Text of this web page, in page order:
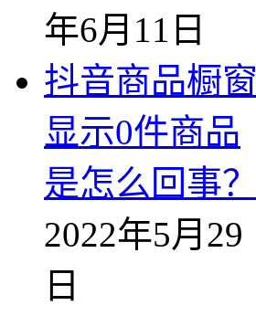
年6月11日
抖音商品橱窗
显示0件商品
是怎么回事？
2022年5月29
日